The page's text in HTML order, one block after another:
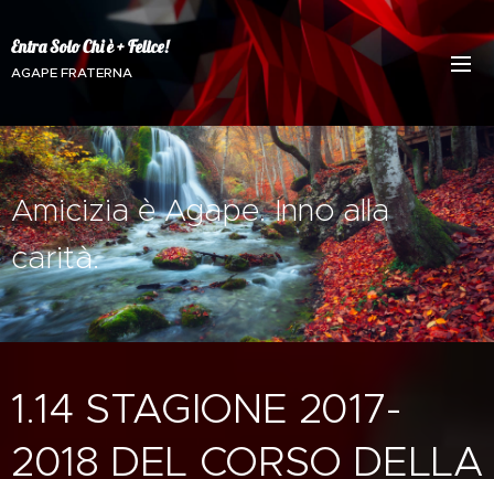
Entra Solo Chi è + Felice!
AGAPE FRATERNA
Amicizia è Agape. Inno alla
carità.
1.14 STAGIONE 2017-
2018 DEL CORSO DELLA